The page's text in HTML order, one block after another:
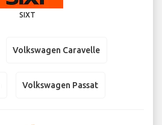
SIXT
Volkswagen Caravelle
Volkswagen Passat